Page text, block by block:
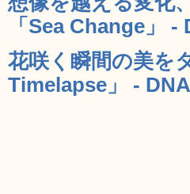
「Sea Change」 -
花咲く瞬間の美を
Timelapse」 - DNA